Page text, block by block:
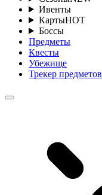
Ивенты
КартыHOT
Боссы
Предметы
Квесты
Убежище
Трекер предметов